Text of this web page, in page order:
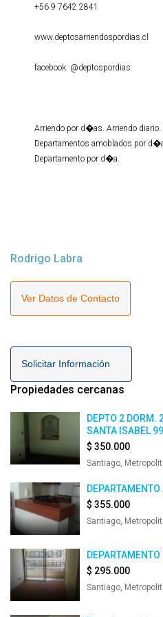
+56 9 7642 2841
www.deptosarriendospordias.cl
facebook: @deptospordias
Arriendo por d�as. Arriendo diario.
Departamentos amoblados por
Departamento por d�a.
Rodrigo Labra
Ver Datos de Contacto
Solicitar Información
Propiedades cercanas
DEPTO 2 DORM.
SANTA ISABEL
$ 350.000
Santiago,
$ 355.000
Santiago,
$ 295.000
Santiago,